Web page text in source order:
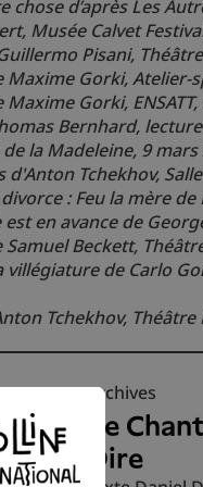
chose d’après Les
Musée Calvet
Pisani,
Gorki, Atelier-
Maxime Gorki,
Bernhard,
la Madeleine, 9 mars
Tchekhov,
: Feu la mère
en avance de
Beckett,
villégiature de Carlo
Tchekhov,
archives
Le
Dire